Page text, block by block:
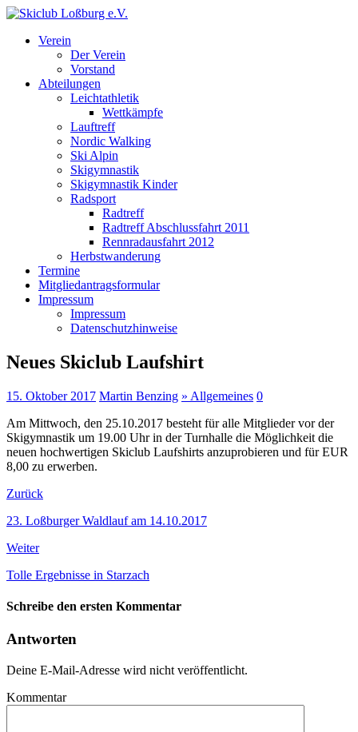
Verein
Der Verein
Vorstand
Abteilungen
Leichtathletik
Wettkämpfe
Lauftreff
Nordic Walking
Ski Alpin
Skigymnastik
Skigymnastik Kinder
Radsport
Radtreff
Radtreff Abschlussfahrt 2011
Rennradausfahrt 2012
Herbstwanderung
Termine
Mitgliedantragsformular
Impressum
Impressum
Datenschutzhinweise
Neues Skiclub Laufshirt
15. Oktober 2017 Martin Benzing » Allgemeines 0
Am Mittwoch, den 25.10.2017 besteht für alle Mitglieder vor der
Skigymnastik um 19.00 Uhr in der Turnhalle die Möglichkeit die
neuen hochwertigen Skiclub Laufshirts anzuprobieren und für EUR
8,00 zu erwerben.
Zurück
23. Loßburger Waldlauf am 14.10.2017
Weiter
Tolle Ergebnisse in Starzach
Schreibe den ersten Kommentar
Antworten
Deine E-Mail-Adresse wird nicht veröffentlicht.
Kommentar